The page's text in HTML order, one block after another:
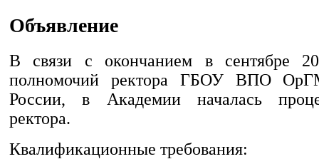
Объявление
В связи с окончанием в сентябре
полномочий ректора ГБОУ ВПО
России, в Академии началась
ректора.
Квалификационные требования: